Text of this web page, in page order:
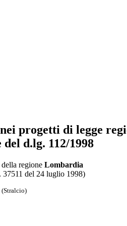
progetti di legge
d.lg. 112/1998
regione Lombardia
37511 del 24 luglio 1998)
(Stralcio)